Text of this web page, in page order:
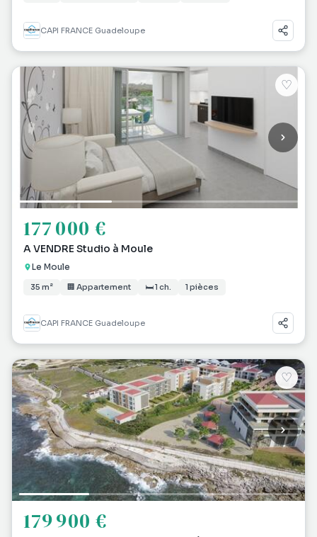
CAPI FRANCE Guadeloupe
♡
177 000 €
A VENDRE Studio à Moule
Le Moule
35 m² 🏢 Appartement 🛏 1 ch. 1 pièces
CAPI FRANCE Guadeloupe
♡
179 900 €